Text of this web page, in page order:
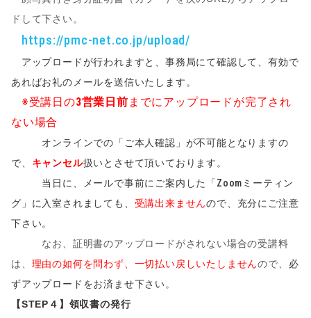
ドして下さい。
https://pmc-net.co.jp/upload/
アップロードが行われますと、事務局にて確認して、有効で
あればお礼のメールを送信いたします。
※受講日の3営業日前 までにアップロードが完了され
ない場合
オンラインでの「ご本人確認」が不可能となりますの
で、 キャンセル扱いとさせて頂いております。
当日に、メールで事前にご案内した「Zoomミーティン
グ」に入室されましても、 受講出来ませんので、充分にご注意
下さい。
なお、証明書のアップロードがされない場合の受講料
は、 理由の如何を問わず、一切払い戻しいたしませんので、 必
ずアップロードをお済ませ下さい。
【STEP４】領収書の発行